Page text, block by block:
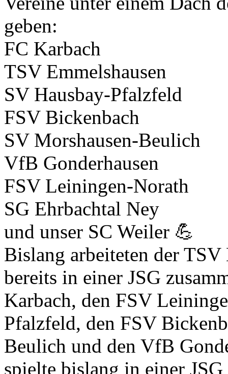
geben:
FC Karbach
TSV Emmelshausen
SV Hausbay-Pfalzfeld
FSV Bickenbach
SV Morshausen-Beulich
VfB Gonderhausen
FSV Leiningen-Norath
SG Ehrbachtal Ney
und unser SC Weiler 💪
Bislang arbeiteten der
bereits in einer JSG
Karbach, den FSV
Pfalzfeld, den FSV
Beulich und den VfB
spielte bislang in einer